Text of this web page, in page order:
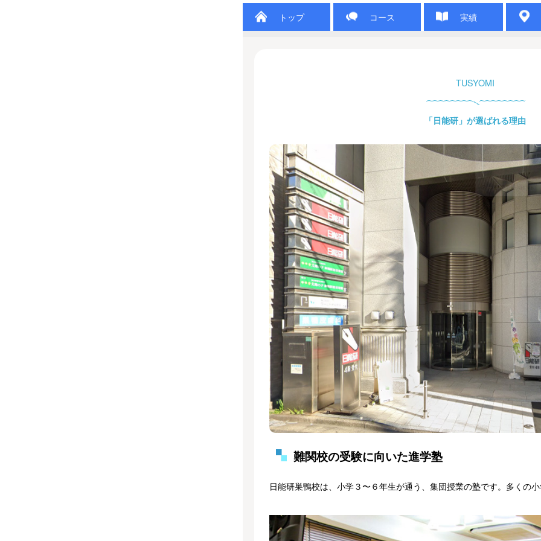
トップ コース 実績
TUSYOMI
「日能研」が選ばれる理由
難関校の受験に向いた進学塾
日能研巣鴨校は、小学３〜６年生が通う、集団授業の塾です。多くの